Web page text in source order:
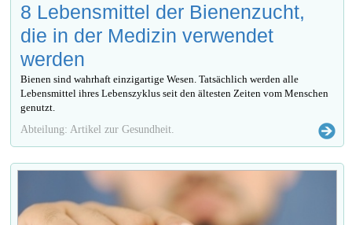
8 Lebensmittel der Bienenzucht,
die in der Medizin verwendet
werden
Bienen sind wahrhaft einzigartige Wesen. Tatsächlich werden alle
Lebensmittel ihres Lebenszyklus seit den ältesten Zeiten vom Menschen
genutzt.
Abteilung: Artikel zur Gesundheit.